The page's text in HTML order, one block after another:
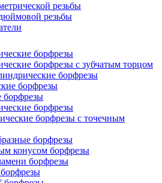
резьбы
резьбы
борфрезы
борфрезы с зубчатым торцом
борфрезы
борфрезы
борфрезы
борфрезы
борфрезы с точечным
борфрезы
конусом борфрезы
борфрезы